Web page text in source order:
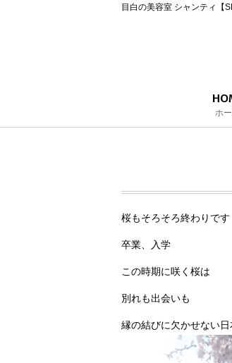
目白の美容室 シャンティ【
ホ
桜もそろそろ終わりです
卒業、入学
この時期に咲く桜は
別れも出会いも
縁の結びに欠かせない